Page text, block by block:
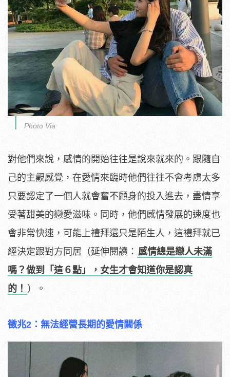
Photo Via
對他們來說，感情的開始往往是說來就來的。跟隨自
己的主觀感覺，在愛情來臨時他們往往不會考慮太多
只要認定了一個人就會奮不顧身的投入進去，盡情享
受著甜美的戀愛滋味。同時，他們感情發展的速度也
會非常快速，可能上禮拜還只是陌生人，這禮拜就已
經決定跟對方同居（延伸閱讀： 感情總是戀人未滿
嗎？做到「這６點」，女生才會知道你是認真
的！ ）。
徵兆2：無法經營長期的愛情關係